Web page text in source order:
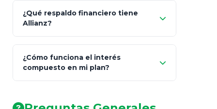
¿Qué respaldo financiero tiene
Allianz?
AA (Muy Fuerte)
¿Cómo funciona el interés
compuesto en mi plan?